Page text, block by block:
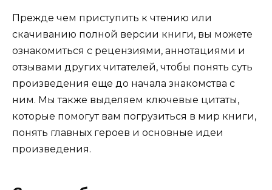
Прежде чем приступить к чтению или
скачиванию полной версии книги, вы можете
ознакомиться с рецензиями, аннотациями и
отзывами других читателей, чтобы понять суть
произведения еще до начала знакомства с
ним. Мы также выделяем ключевые цитаты,
которые помогут вам погрузиться в мир книги,
понять главных героев и основные идеи
произведения.